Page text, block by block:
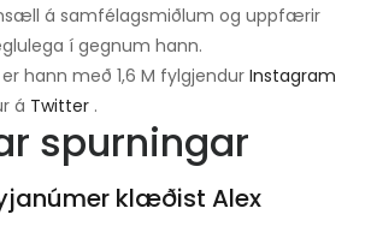
á samfélagsmiðlum og uppfærir
í gegnum hann.
hann með 1,6 M fylgjendur Instagram
á Twitter .
spurningar
klæðist Alex